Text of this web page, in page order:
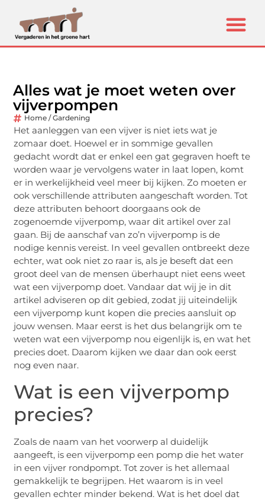
Alles wat je moet weten over
vijverpompen
Home / Gardening
Het aanleggen van een vijver is niet iets wat je
zomaar doet. Hoewel er in sommige gevallen
gedacht wordt dat er enkel een gat gegraven hoeft te
worden waar je vervolgens water in laat lopen, komt
er in werkelijkheid veel meer bij kijken. Zo moeten er
ook verschillende attributen aangeschaft worden. Tot
deze attributen behoort doorgaans ook de
zogenoemde vijverpomp, waar dit artikel over zal
gaan. Bij de aanschaf van zo’n vijverpomp is de
nodige kennis vereist. In veel gevallen ontbreekt deze
echter, wat ook niet zo raar is, als je beseft dat een
groot deel van de mensen überhaupt niet eens weet
wat een vijverpomp doet. Vandaar dat wij je in dit
artikel adviseren op dit gebied, zodat jij uiteindelijk
een vijverpomp kunt kopen die precies aansluit op
jouw wensen. Maar eerst is het dus belangrijk om te
weten wat een vijverpomp nou eigenlijk is, en wat het
precies doet. Daarom kijken we daar dan ook eerst
nog even naar.
Wat is een vijverpomp
precies?
Zoals de naam van het voorwerp al duidelijk
aangeeft, is een vijverpomp een pomp die het water
in een vijver rondpompt. Tot zover is het allemaal
gemakkelijk te begrijpen. Het waarom is in veel
gevallen echter minder bekend. Wat is het doel dat